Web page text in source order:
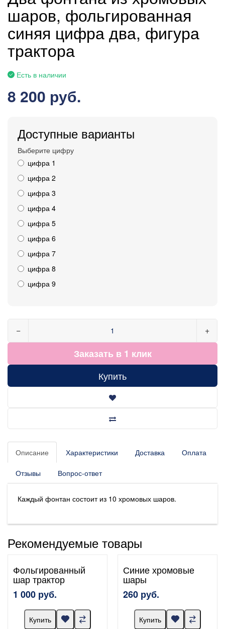
шаров, фольгированная
синяя цифра два, фигура
трактора
Есть в наличии
8 200 руб.
Доступные варианты
Выберите цифру
цифра 1
цифра 2
цифра 3
цифра 4
цифра 5
цифра 6
цифра 7
цифра 8
цифра 9
− +
Заказать в 1 клик
Купить
Описание Характеристики Доставка Оплата
Отзывы Вопрос-ответ
Каждый фонтан состоит из 10 хромовых шаров.
Рекомендуемые товары
Фольгированный
шар трактор
1 000 руб.
Купить
Синие хромовые
шары
260 руб.
Купить